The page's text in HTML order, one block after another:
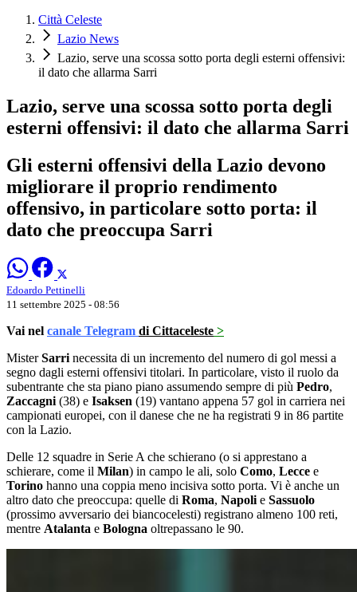
Città Celeste
Lazio News
Lazio, serve una scossa sotto porta degli esterni offensivi:
il dato che allarma Sarri
Lazio, serve una scossa sotto porta degli
esterni offensivi: il dato che allarma Sarri
Gli esterni offensivi della Lazio devono
migliorare il proprio rendimento
offensivo, in particolare sotto porta: il
dato che preoccupa Sarri
Edoardo Pettinelli
11 settembre 2025 - 08:56
Vai nel canale Telegram di Cittaceleste >
MisterSarri necessita di un incremento del numero di gol messi a
segno dagli esterni offensivi titolari. In particolare, visto il ruolo da
subentrante che sta piano piano assumendo sempre di più Pedro,
Zaccagni (38) e Isaksen (19) vantano appena 57 gol in carriera nei
campionati europei, con il danese che ne ha registrati 9 in 86 partite
con la Lazio.
Delle 12 squadre in Serie A che schierano (o si apprestano a
schierare, come il Milan) in campo le ali, solo Como, Lecce e
Torino hanno una coppia meno incisiva sotto porta. Vi è anche un
altro dato che preoccupa: quelle di Roma, Napoli e Sassuolo
(prossimo avversario dei biancocelesti) registrano almeno 100 reti,
mentre Atalanta e Bologna oltrepassano le 90.